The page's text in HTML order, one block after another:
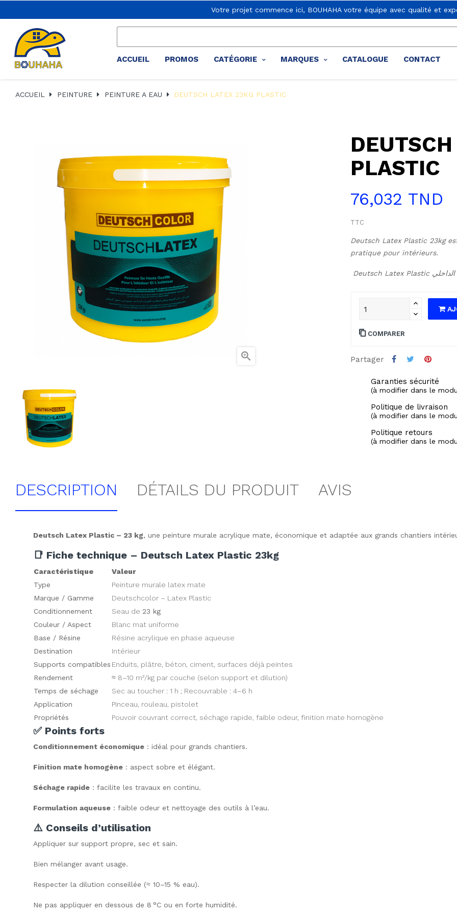
Votre projet commence ici, BOUHAHA votre équipe avec qualité et
ACCUEIL PROMOS CATÉGORIE MARQUES CATALOGUE CONTACT
ACCUEIL PEINTURE PEINTURE A EAU DEUTSCH LATEX 23KG PLASTIC

PLASTIC
76,032 TND
TTC
Deutsch Latex Plastic 23kg
pratique pour intérieurs.
COMPARER
Partager
Garanties sécurité
(à modifier dans le
Politique de livraison
(à modifier dans le
Politique retours
(à modifier dans le
DESCRIPTION DÉTAILS DU PRODUIT AVIS
Deutsch Latex Plastic – 23 kg, une peinture murale acrylique mate, économique et adaptée aux grands chantiers
📑 Fiche technique – Deutsch Latex Plastic 23kg
Caractéristique
Valeur
Type
Peinture murale latex mate
Marque / Gamme
Deutschcolor – Latex Plastic
Conditionnement
Seau de 23 kg
Couleur / Aspect
Blanc mat uniforme
Base / Résine
Résine acrylique en phase aqueuse
Destination
Intérieur
Supports compatibles Enduits, plâtre, béton, ciment, surfaces déjà peintes
Rendement
≈ 8–10 m²/kg par couche (selon support et dilution)
Temps de séchage
Sec au toucher : 1 h ; Recouvrable : 4–6 h
Application
Pinceau, rouleau, pistolet
Propriétés
Pouvoir couvrant correct, séchage rapide, faible odeur, finition mate homogène
✅ Points forts
Conditionnement économique : idéal pour grands chantiers.
Finition mate homogène : aspect sobre et élégant.
Séchage rapide : facilite les travaux en continu.
Formulation aqueuse : faible odeur et nettoyage des outils à l’eau.
⚠️ Conseils d’utilisation
Appliquer sur support propre, sec et sain.
Bien mélanger avant usage.
Respecter la dilution conseillée (≈ 10–15 % eau).
Ne pas appliquer en dessous de 8 °C ou en forte humidité.